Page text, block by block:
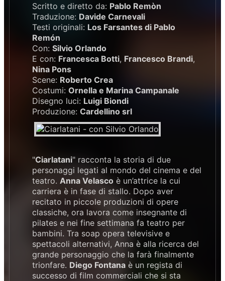
Scritto e diretto da: Pablo Remòn
Traduzione: Davide Carnevali
Testi originali: Los Farsantes di Pablo
Remón
Con: Silvio Orlando
E con: Francesca Botti, Francesco Brandi,
Nina Pons
Scene: Roberto Crea
Costumi: Ornella e Marina Campanale
Disegno luci: Luigi Biondi
Produzione: Cardellino srl
"Ciarlatani" racconta la storia di due
personaggi legati al mondo del cinema e del
teatro. Anna Velasco è un’attrice la cui
carriera è in fase di stallo. Dopo aver
recitato in piccole produzioni di opere
classiche, ora lavora come insegnante di
pilates e nei fine settimana fa teatro per
bambini. Tra soap opera televisive e
spettacoli alternativi, Anna è alla ricerca del
grande personaggio che la farà finalmente
trionfare. Diego Fontana è un regista di
successo di film commerciali che si sta